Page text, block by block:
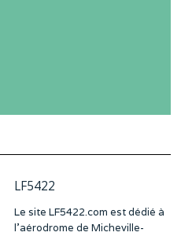
LF5422
Le site LF5422.com est dédié à
l’aérodrome de Micheville-